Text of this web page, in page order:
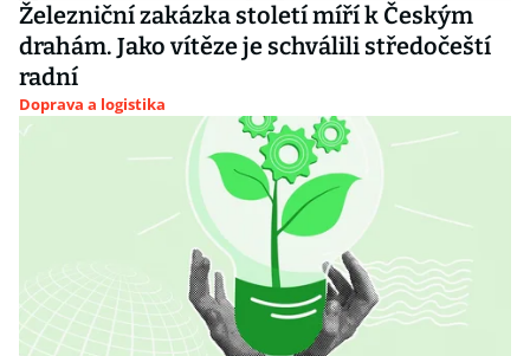
Železniční zakázka století míří k Českým
drahám. Jako vítěze je schválili středočeští
radní
Doprava a logistika